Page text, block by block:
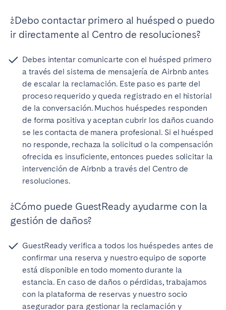
¿Debo contactar primero al huésped o puedo
ir directamente al Centro de resoluciones?
Debes intentar comunicarte con el huésped primero
a través del sistema de mensajería de Airbnb antes
de escalar la reclamación. Este paso es parte del
proceso requerido y queda registrado en el historial
de la conversación. Muchos huéspedes responden
de forma positiva y aceptan cubrir los daños cuando
se les contacta de manera profesional. Si el huésped
no responde, rechaza la solicitud o la compensación
ofrecida es insuficiente, entonces puedes solicitar la
intervención de Airbnb a través del Centro de
resoluciones.
¿Cómo puede GuestReady ayudarme con la
gestión de daños?
GuestReady verifica a todos los huéspedes antes de
confirmar una reserva y nuestro equipo de soporte
está disponible en todo momento durante la
estancia. En caso de daños o pérdidas, trabajamos
con la plataforma de reservas y nuestro socio
asegurador para gestionar la reclamación y
Cerrar
Seleccionar idioma
English
Español
Português